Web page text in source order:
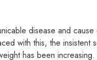
disease and
with this, the
has been